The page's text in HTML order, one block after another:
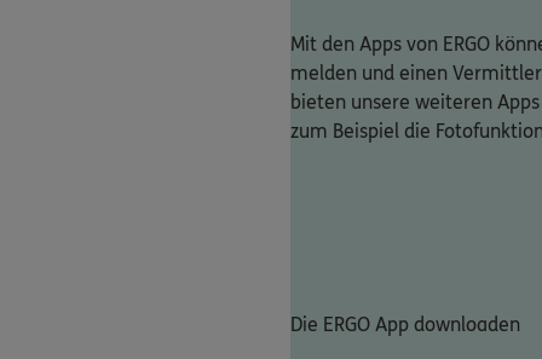
Mit den Apps von ERGO
melden und einen
bieten unsere weiteren
zum Beispiel die
Die ERGO App downloaden